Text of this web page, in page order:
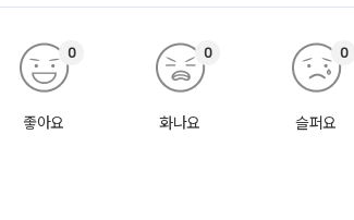
좋아요
0
화나요
0
슬퍼요
0